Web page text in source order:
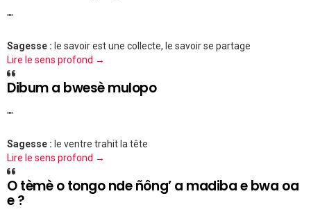
""
Sagesse : le savoir est une collecte, le savoir se partage
Lire le sens profond →
Dibum a bwesè mulopo
""
Sagesse : le ventre trahit la tête
Lire le sens profond →
O tèmè o tongo nde ñông’ a madiba e bwa oa
e ?